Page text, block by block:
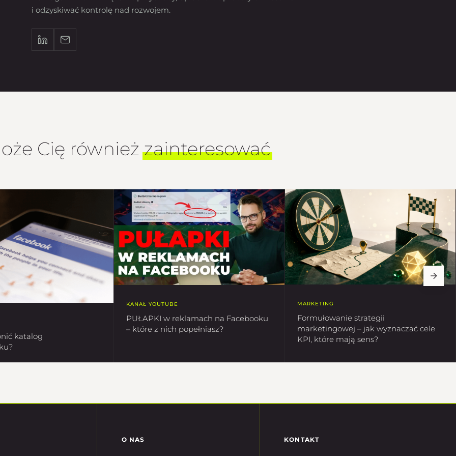
i odzyskiwać kontrolę nad rozwojem.
Cię równieżzainteresować
katalog
KANAŁ YOUTUBE
PUŁAPKI w reklamach na Facebooku
– które z nich popełniasz?
MARKETING
Formułowanie strategii
marketingowej – jak wyznaczać cele
KPI, które mają sens?
O NAS KONTAKT